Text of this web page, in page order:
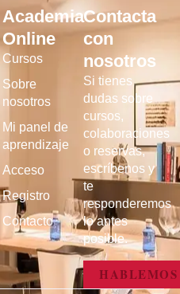
Academia
Online
Cursos
Sobre
nosotros
Mi panel de
aprendizaje
Acceso
Registro
Contacto
Contacta
con
nosotros
Si tienes
dudas sobre
cursos,
colaboraciones
o reservas,
escríbenos y
te
responderemos
lo antes
posible.
HABLEMOS